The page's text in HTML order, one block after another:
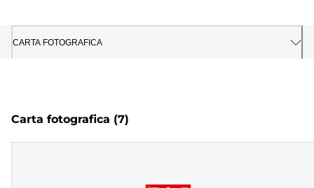
CARTA FOTOGRAFICA
Carta fotografica (7)